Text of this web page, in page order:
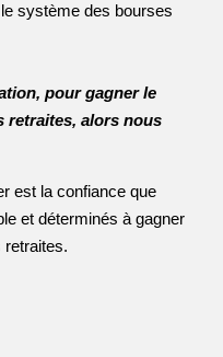
système des bourses
pour gagner le
retraites, alors nous
est la confiance que
et déterminés à gagner
retraites.